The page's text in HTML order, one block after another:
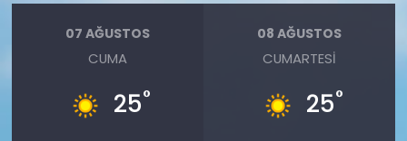
07 AĞUSTOS
CUMA
25°
08 AĞUSTOS
CUMARTESI
25°